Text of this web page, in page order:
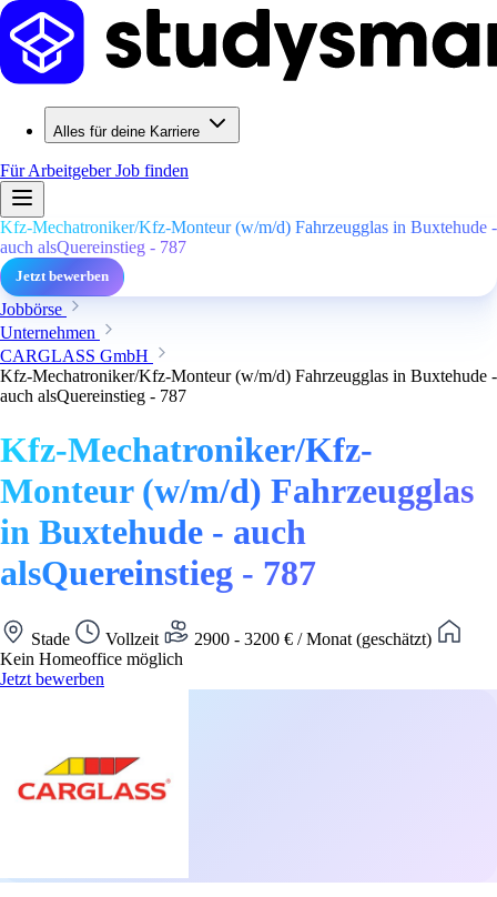
Alles für deine Karriere
Für ArbeitgeberJob finden
Kfz-Mechatroniker/Kfz-Monteur (w/m/d) Fahrzeugglas in Buxtehude -
auch alsQuereinstieg - 787
Jetzt bewerben
Jobbörse
Unternehmen
CARGLASS GmbH
Kfz-Mechatroniker/Kfz-Monteur (w/m/d) Fahrzeugglas in Buxtehude -
auch alsQuereinstieg - 787
Kfz-Mechatroniker/Kfz-
Monteur (w/m/d) Fahrzeugglas
in Buxtehude - auch
alsQuereinstieg - 787
Stade Vollzeit
2900 - 3200 € / Monat (geschätzt)
Kein Homeoffice möglich
Jetzt bewerben